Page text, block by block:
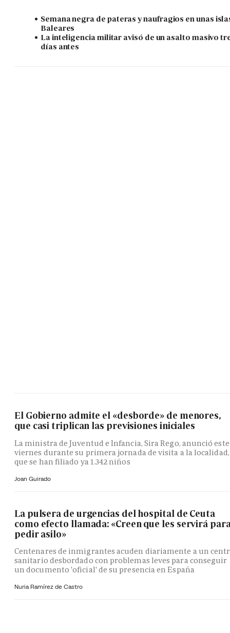
Semana negra de pateras y naufragios en unas
Baleares
La inteligencia militar avisó de un asalto masivo
días antes
El Gobierno admite el «desborde» de menores,
que casi triplican las previsiones iniciales
La ministra de Juventud e Infancia, Sira Rego, anunció este
viernes durante su primera jornada de visita a la localidad,
que se han filiado ya 1.342 niños
Joan Guirado
La pulsera de urgencias del hospital de Ceuta
como efecto llamada: «Creen que les servirá
pedir asilo»
Centenares de inmigrantes acuden diariamente a un
sanitario desbordado con problemas leves para conseguir
un documento 'oficial' de su presencia en España
Nuria Ramírez de Castro